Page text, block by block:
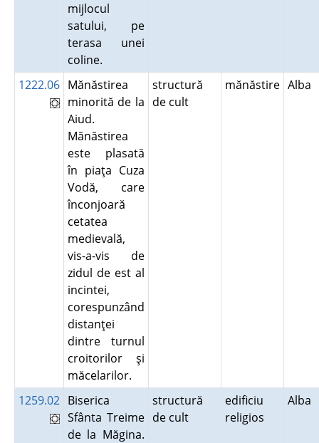
mijlocul
satului, pe
terasa unei
coline.
1222.06 Mănăstirea
minorită de la
Aiud.
Mănăstirea
este plasată
în piaţa Cuza
Vodă, care
înconjoară
cetatea
medievală,
vis-a-vis de
zidul de est al
incintei,
corespunzând
distanţei
dintre turnul
croitorilor şi
măcelarilor.
structură
de cult
mănăstire Alba
1259.02 Biserica
Sfânta Treime
de la Măgina.
structură
de cult
edificiu
religios
Alba